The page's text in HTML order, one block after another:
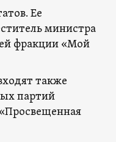
Ее
министра
фракции «Мой
также
партий